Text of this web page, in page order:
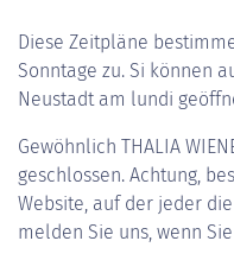
Diese Zeitpläne
Sonntage zu. Si können
Neustadt am lundi
Gewöhnlich THALIA
geschlossen. Achtung,
Website, auf der jeder
melden Sie uns, wenn